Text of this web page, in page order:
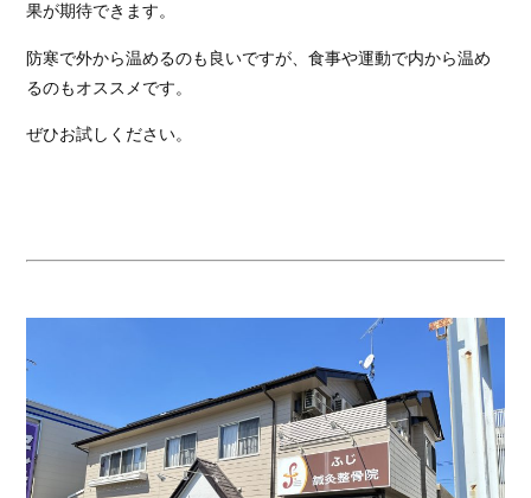
果が期待できます。
防寒で外から温めるのも良いですが、食事や運動で内から温め
るのもオススメです。
ぜひお試しください。